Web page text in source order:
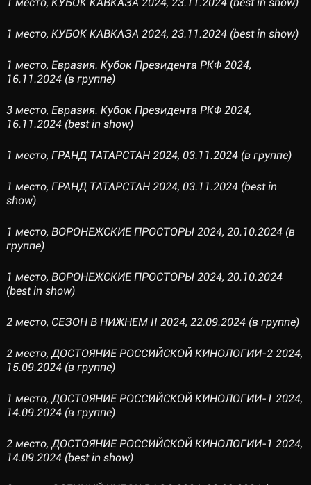
1 место, КУБОК КАВКАЗА 2024, 23.11.2024 (best in show)
1 место, Евразия. Кубок Президента РКФ 2024,
16.11.2024 (в группе)
3 место, Евразия. Кубок Президента РКФ 2024,
16.11.2024 (best in show)
1 место, ГРАНД ТАТАРСТАН 2024, 03.11.2024 (в группе)
1 место, ГРАНД ТАТАРСТАН 2024, 03.11.2024 (best in
show)
1 место, ВОРОНЕЖСКИЕ ПРОСТОРЫ 2024, 20.10.2024 (в
группе)
1 место, ВОРОНЕЖСКИЕ ПРОСТОРЫ 2024, 20.10.2024
(best in show)
2 место, СЕЗОН В НИЖНЕМ II 2024, 22.09.2024 (в группе)
2 место, ДОСТОЯНИЕ РОССИЙСКОЙ КИНОЛОГИИ-2 2024,
15.09.2024 (в группе)
1 место, ДОСТОЯНИЕ РОССИЙСКОЙ КИНОЛОГИИ-1 2024,
14.09.2024 (в группе)
2 место, ДОСТОЯНИЕ РОССИЙСКОЙ КИНОЛОГИИ-1 2024,
14.09.2024 (best in show)